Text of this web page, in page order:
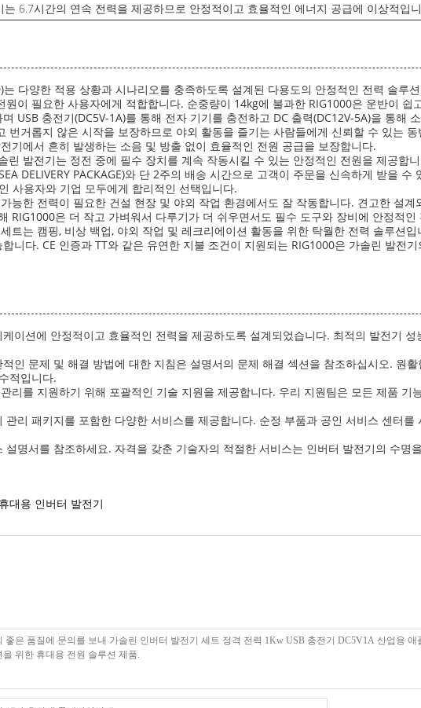
는 6.7시간의 연속 전력을 제공하므로 안정적이고 효율적인 에너지 공급에 이상적입
는 다양한 적용 상황과 시나리오를 충족하도록 설계된 다용도의 안정적인 전력 솔루
이 필요한 사용자에게 적합합니다. 순중량이 14kg에 불과한 RIG1000은 운반이
USB 충전기(DC5V-1A)를 통해 전자 기기를 충전하고 DC 출력(DC12V-5A)을 통해
번거롭지 않은 시작을 보장하므로 야외 활동을 즐기는 사람들에게 신뢰할 수 있는
기에서 흔히 발생하는 소음 및 방출 없이 효율적인 전원 공급을 보장합니다.
린 발전기는 정전 중에 필수 장치를 계속 작동시킬 수 있는 안정적인 전원을 제공합
DELIVERY PACKAGE)와 단 2주의 배송 시간으로 고객이 주문을 신속하게 받을
사용자와 기업 모두에게 합리적인 선택입니다.
능한 전력이 필요한 건설 현장 및 야외 작업 환경에서도 잘 작동합니다. 견고한 설
RIG1000은 더 작고 가벼워서 다루기가 더 쉬우면서도 필수 도구와 장비에 안정적
트는 캠핑, 비상 백업, 야외 작업 및 레크리에이션 활동을 위한 탁월한 전력 솔루션
니다. CE 인증과 TT와 같은 유연한 지불 조건이 지원되는 RIG1000은 가솔린 발전
이션에 안정적이고 효율적인 전력을 제공하도록 설계되었습니다. 최적의 발전기
인 문제 및 해결 방법에 대한 지침은 설명서의 문제 해결 섹션을 참조하십시오. 원
적입니다.
리를 지원하기 위해 포괄적인 기술 지원을 제공합니다. 우리 지원팀은 모든 제품
관리 패키지를 포함한 다양한 서비스를 제공합니다. 순정 부품과 공인 서비스 센터
명서를 참조하세요. 자격을 갖춘 기술자의 적절한 서비스는 인버터 발전기의 수명
휴대용 인버터 발전기